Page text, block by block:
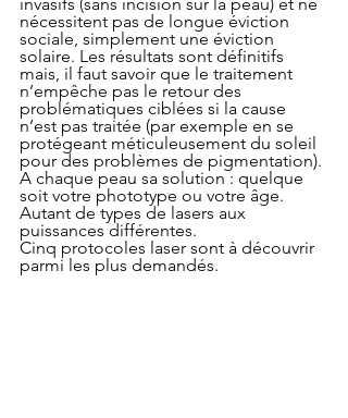
nécessitent pas de longue éviction
sociale, simplement une éviction
solaire. Les résultats sont définitifs
mais, il faut savoir que le traitement
n’empêche pas le retour des
problématiques ciblées si la cause
n’est pas traitée (par exemple en se
protégeant méticuleusement du soleil
pour des problèmes de pigmentation).
A chaque peau sa solution : quelque
soit votre phototype ou votre âge.
Autant de types de lasers aux
puissances différentes.
Cinq protocoles laser sont à découvrir
parmi les plus demandés.